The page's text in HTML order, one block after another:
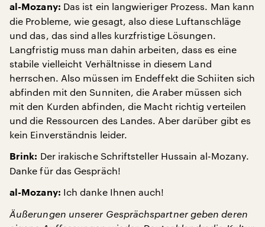
al-Mozany: Das ist ein langwieriger Prozess. Man kann
die Probleme, wie gesagt, also diese Luftanschläge
und das, das sind alles kurzfristige Lösungen.
Langfristig muss man dahin arbeiten, dass es eine
stabile vielleicht Verhältnisse in diesem Land
herrschen. Also müssen im Endeffekt die Schiiten sich
abfinden mit den Sunniten, die Araber müssen sich
mit den Kurden abfinden, die Macht richtig verteilen
und die Ressourcen des Landes. Aber darüber gibt es
kein Einverständnis leider.
Brink: Der irakische Schriftsteller Hussain al-Mozany.
Danke für das Gespräch!
al-Mozany: Ich danke Ihnen auch!
Äußerungen unserer Gesprächspartner geben deren